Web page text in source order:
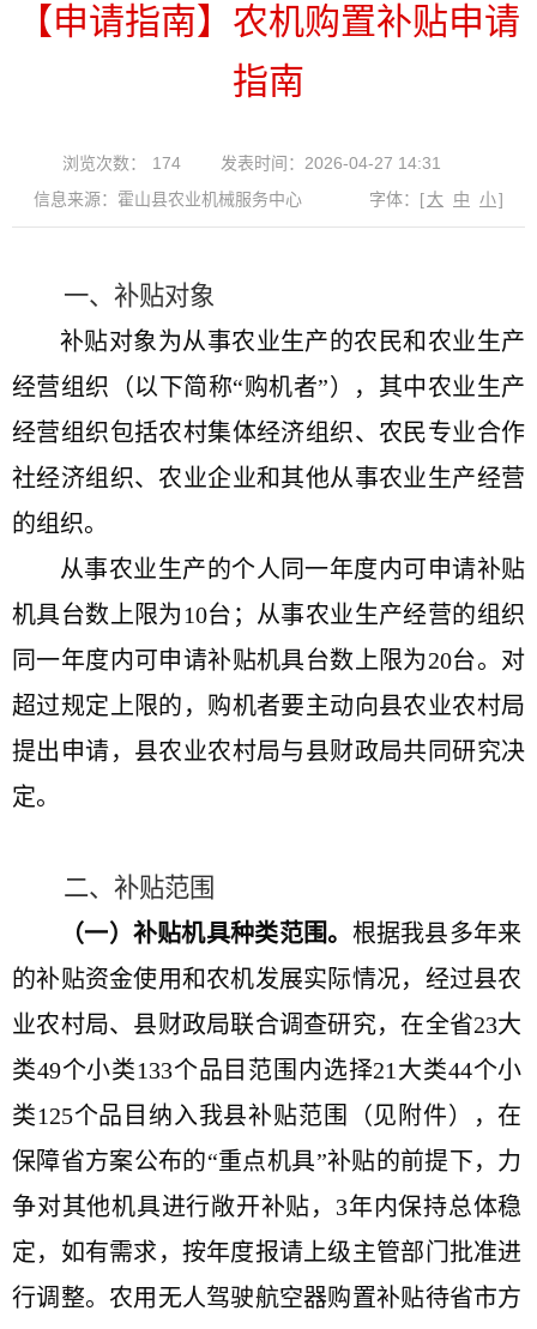
【申请指南】农机购置补贴申请
指南
浏览次数： 174
发表时间：2026-04-27 14:31
信息来源：霍山县农业机械服务中心
字体： [大 中 小]
一、补贴对象
补贴对象为从事农业生产的农民和农业生产
经营组织（以下简称“购机者”），其中农业生产
经营组织包括农村集体经济组织、农民专业合作
社经济组织、农业企业和其他从事农业生产经营
的组织。
从事农业生产的个人同一年度内可申请补贴
机具台数上限为10台；从事农业生产经营的组织
同一年度内可申请补贴机具台数上限为20台。对
超过规定上限的，购机者要主动向县农业农村局
提出申请，县农业农村局与县财政局共同研究决
定。
二、补贴范围
（一）补贴机具种类范围。 根据我县多年来
的补贴资金使用和农机发展实际情况，经过县农
业农村局、县财政局联合调查研究，在全省23大
类49个小类133个品目范围内选择21大类44个小
类125个品目纳入我县补贴范围（见附件），在
保障省方案公布的“重点机具”补贴的前提下，力
争对其他机具进行敞开补贴， 3年内保持总体稳
定，如有需求，按年度报请上级主管部门批准进
行调整。农用无人驾驶航空器购置补贴待省市方